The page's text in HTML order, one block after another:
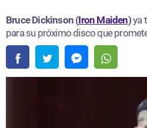
Bruce Dickinson (Iron Maiden)ya
para su próximo disco que